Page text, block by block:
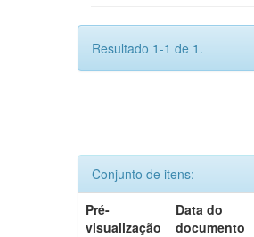
Resultado 1-1 de 1.
Conjunto de itens:
Pré-
visualização
Data do
documento